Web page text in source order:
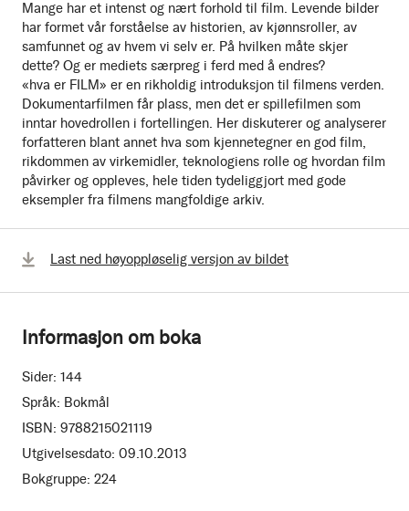
Mange har et intenst og nært forhold til film. Levende bilder
har formet vår forståelse av historien, av kjønnsroller, av
samfunnet og av hvem vi selv er. På hvilken måte skjer
dette? Og er mediets særpreg i ferd med å endres?
«hva er FILM» er en rikholdig introduksjon til filmens verden.
Dokumentarfilmen får plass, men det er spillefilmen som
inntar hovedrollen i fortellingen. Her diskuterer og analyserer
forfatteren blant annet hva som kjennetegner en god film,
rikdommen av virkemidler, teknologiens rolle og hvordan film
påvirker og oppleves, hele tiden tydeliggjort med gode
eksempler fra filmens mangfoldige arkiv.
Last ned høyoppløselig versjon av bildet
Informasjon om boka
Sider: 144
Språk: Bokmål
ISBN: 9788215021119
Utgivelsesdato: 09.10.2013
Bokgruppe: 224